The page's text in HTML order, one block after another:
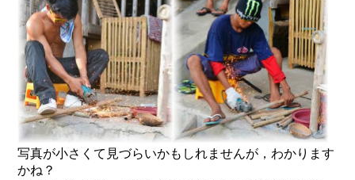
写真が小さくて見づらいかもしれませんが，わかります
かね？